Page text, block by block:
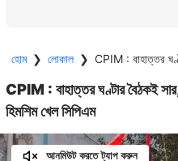
হোম ❯ লোকাল ❯
CPIM : বাহাত্তর ঘণ্টার বৈঠকই
হিমশিম খেল সিপিএম
আনমিউট করতে ট্যাপ করুন